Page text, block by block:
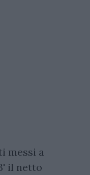
messi a
il netto